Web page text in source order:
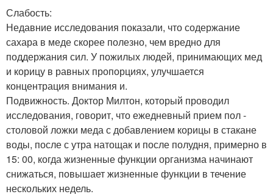
Слабость:
Недавние исследования показали, что содержание
сахара в меде скорее полезно, чем вредно для
поддержания сил. У пожилых людей, принимающих мед
и корицу в равных пропорциях, улучшается
концентрация внимания и.
Подвижность. Доктор Милтон, который проводил
исследования, говорит, что ежедневный прием пол -
столовой ложки меда с добавлением корицы в стакане
воды, после с утра натощак и после полудня, примерно в
15: 00, когда жизненные функции организма начинают
снижаться, повышает жизненные функции в течение
нескольких недель.